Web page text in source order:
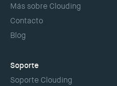
Más sobre Clouding
Contacto
Blog
Soporte
Soporte Clouding